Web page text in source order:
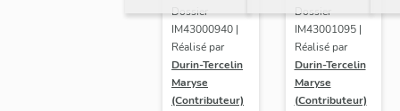
Dossier
IM43000940 |
Réalisé par
Durin-Tercelin
Maryse
(Contributeur)
Dossier
IM43001095 |
Réalisé par
Durin-Tercelin
Maryse
(Contributeur)